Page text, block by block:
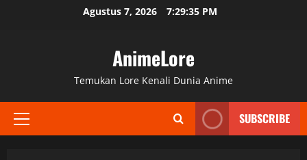
Agustus 7, 2026 7:29:36 PM
AnimeLore
Temukan Lore Kenali Dunia Anime
Primary
SUBSCRIBE